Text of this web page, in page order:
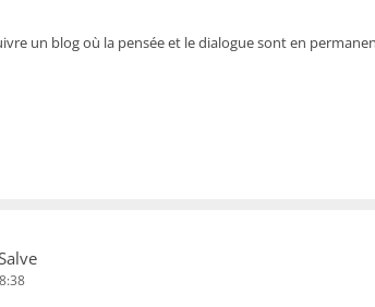
un blog où la pensée et le dialogue sont en